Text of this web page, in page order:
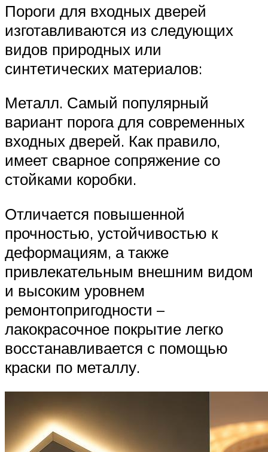
Пороги для входных дверей
изготавливаются из следующих
видов природных или
синтетических материалов:
Металл. Самый популярный
вариант порога для современных
входных дверей. Как правило,
имеет сварное сопряжение со
стойками коробки.
Отличается повышенной
прочностью, устойчивостью к
деформациям, а также
привлекательным внешним видом
и высоким уровнем
ремонтопригодности –
лакокрасочное покрытие легко
восстанавливается с помощью
краски по металлу.